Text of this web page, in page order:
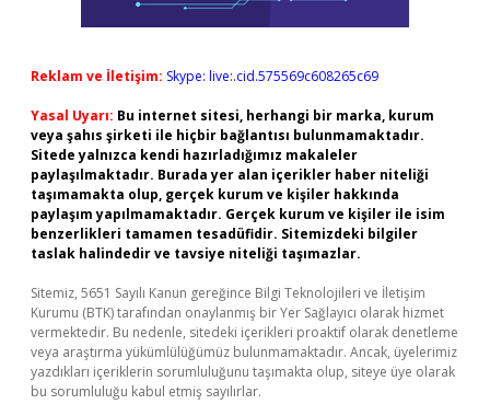
Reklam ve İletişim: Skype: live:.cid.575569c608265c69
Yasal Uyarı: Bu internet sitesi, herhangi bir marka, kurum
veya şahıs şirketi ile hiçbir bağlantısı bulunmamaktadır.
Sitede yalnızca kendi hazırladığımız makaleler
paylaşılmaktadır. Burada yer alan içerikler haber niteliği
taşımamakta olup, gerçek kurum ve kişiler hakkında
paylaşım yapılmamaktadır. Gerçek kurum ve kişiler ile isim
benzerlikleri tamamen tesadüfidir. Sitemizdeki bilgiler
taslak halindedir ve tavsiye niteliği taşımazlar.
Sitemiz, 5651 Sayılı Kanun gereğince Bilgi Teknolojileri ve İletişim
Kurumu (BTK) tarafından onaylanmış bir Yer Sağlayıcı olarak hizmet
vermektedir. Bu nedenle, sitedeki içerikleri proaktif olarak denetleme
veya araştırma yükümlülüğümüz bulunmamaktadır. Ancak, üyelerimiz
yazdıkları içeriklerin sorumluluğunu taşımakta olup, siteye üye olarak
bu sorumluluğu kabul etmiş sayılırlar.